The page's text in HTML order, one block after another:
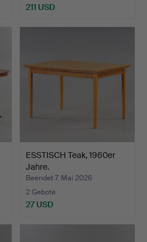
211 USD
ESSTISCH Teak, 1960er
Jahre.
Beendet 7. Mai 2026
2 Gebote
27 USD